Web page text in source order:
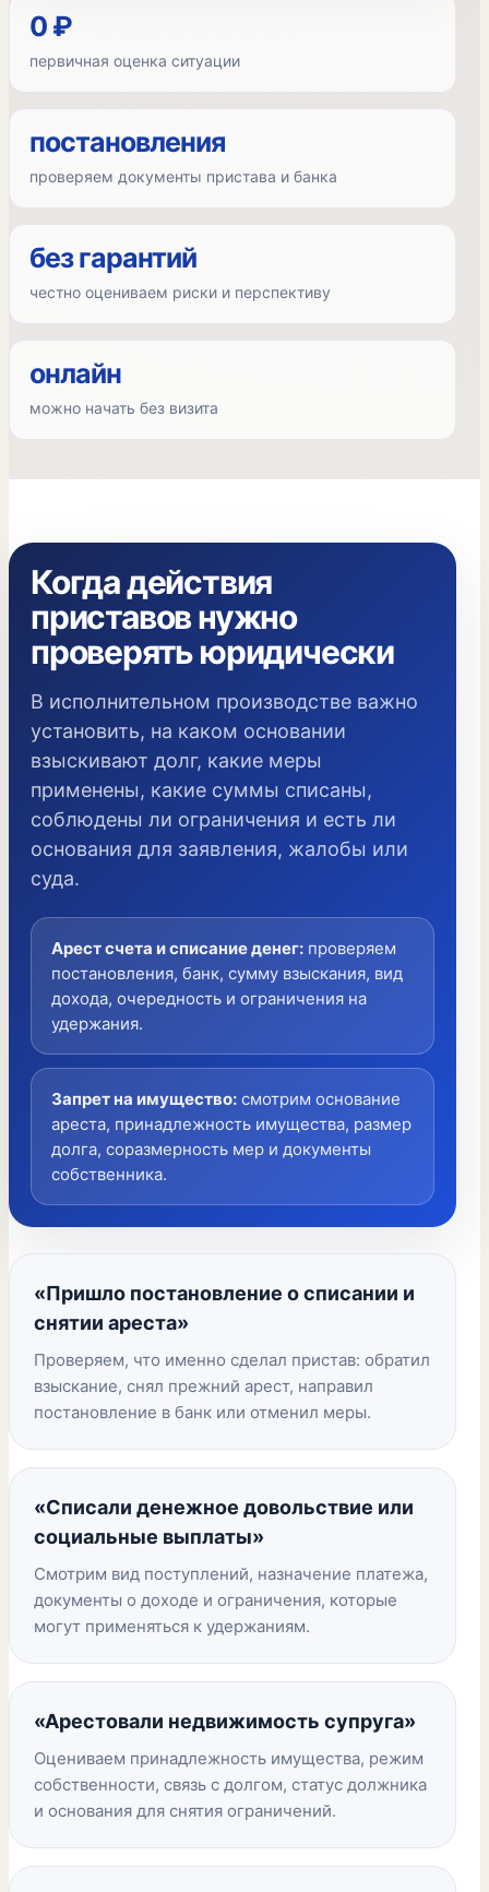
0 ₽
первичная оценка ситуации
постановления
проверяем документы пристава и банка
без гарантий
честно оцениваем риски и перспективу
онлайн
можно начать без визита
Когда действия
приставов нужно
проверять юридически
В исполнительном производстве важно
установить, на каком основании
взыскивают долг, какие меры
применены, какие суммы списаны,
соблюдены ли ограничения и есть ли
основания для заявления, жалобы или
суда.
Арест счета и списание денег: проверяем
постановления, банк, сумму взыскания, вид
дохода, очередность и ограничения на
удержания.
Запрет на имущество: смотрим основание
ареста, принадлежность имущества, размер
долга, соразмерность мер и документы
собственника.
«Пришло постановление о списании и
снятии ареста»
Проверяем, что именно сделал пристав: обратил
взыскание, снял прежний арест, направил
постановление в банк или отменил меры.
«Списали денежное довольствие или
социальные выплаты»
Смотрим вид поступлений, назначение платежа,
документы о доходе и ограничения, которые
могут применяться к удержаниям.
«Арестовали недвижимость супруга»
Оцениваем принадлежность имущества, режим
собственности, связь с долгом, статус должника
и основания для снятия ограничений.